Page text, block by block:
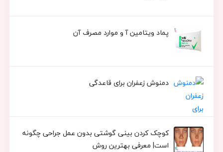
پماد ویتامین آ و موارد مصرف آن
دمنوش زعفران برای قاعدگی
کوچک کردن بینی گوشتی بدون عمل جراحی چگونه
است| معرفی بهترین روش